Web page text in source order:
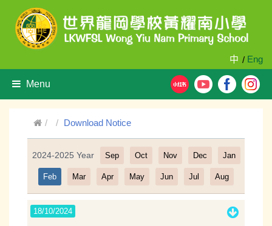
中 / Eng
Menu
Download Notice
Filter
2024-2025 Year Sep Oct Nov Dec Jan
Feb Mar Apr May Jun Jul Aug
18/10/2024